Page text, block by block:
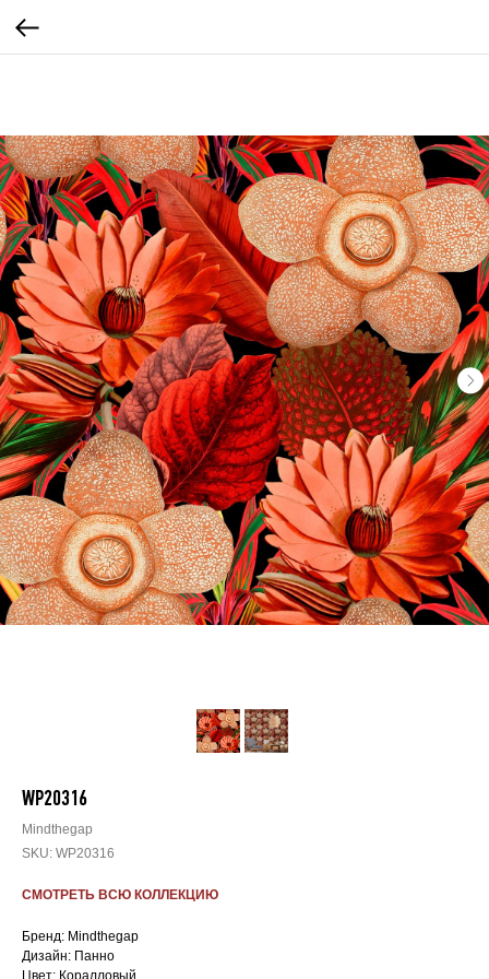
WP20316
Mindthegap
SKU: WP20316
СМОТРЕТЬ ВСЮ КОЛЛЕКЦИЮ
Бренд: Mindthegap
Дизайн: Панно
Цвет: Коралловый